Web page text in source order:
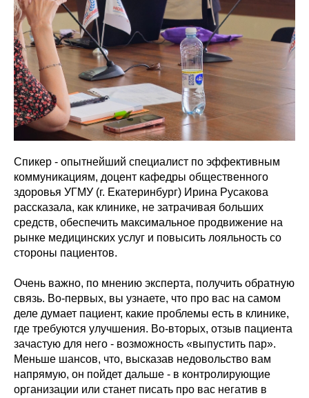
Спикер - опытнейший специалист по эффективным
коммуникациям, доцент кафедры общественного
здоровья УГМУ (г. Екатеринбург) Ирина Русакова
рассказала, как клинике, не затрачивая больших
средств, обеспечить максимальное продвижение на
рынке медицинских услуг и повысить лояльность со
стороны пациентов.
Очень важно, по мнению эксперта, получить обратную
связь. Во-первых, вы узнаете, что про вас на самом
деле думает пациент, какие проблемы есть в клинике,
где требуются улучшения. Во-вторых, отзыв пациента
зачастую для него - возможность «выпустить пар».
Меньше шансов, что, высказав недовольство вам
напрямую, он пойдет дальше - в контролирующие
организации или станет писать про вас негатив в